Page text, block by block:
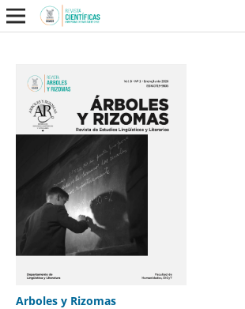
Arboles y Rizomas